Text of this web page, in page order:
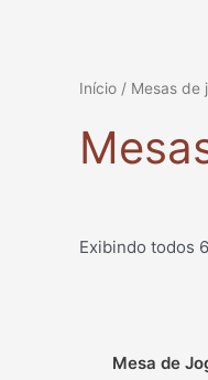
Início / Mesas de
Exibindo todos
Mesa de